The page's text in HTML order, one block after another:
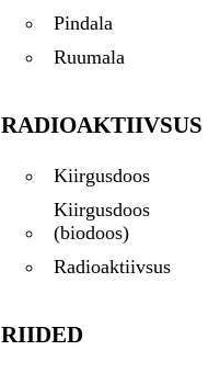
Pindala
Ruumala
RADIOAKTIIVSUS
Kiirgusdoos
Kiirgusdoos
(biodoos)
Radioaktiivsus
RIIDED